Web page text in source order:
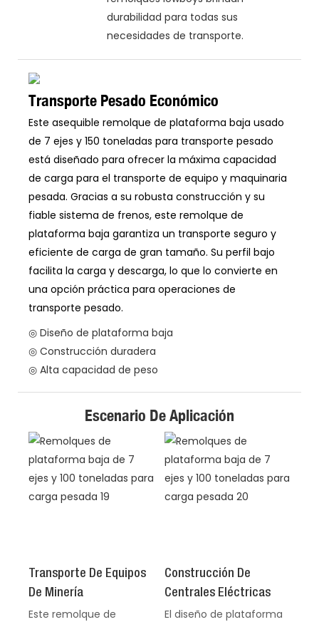
durabilidad para todas sus
necesidades de transporte.
Transporte Pesado Económico
Este asequible remolque de plataforma baja usado
de 7 ejes y 150 toneladas para transporte pesado
está diseñado para ofrecer la máxima capacidad
de carga para el transporte de equipo y maquinaria
pesada. Gracias a su robusta construcción y su
fiable sistema de frenos, este remolque de
plataforma baja garantiza un transporte seguro y
eficiente de carga de gran tamaño. Su perfil bajo
facilita la carga y descarga, lo que lo convierte en
una opción práctica para operaciones de
transporte pesado.
◎ Diseño de plataforma baja
◎ Construcción duradera
◎ Alta capacidad de peso
Escenario De Aplicación
Transporte De Equipos
De Minería
Este remolque de
Construcción De
Centrales Eléctricas
El diseño de plataforma